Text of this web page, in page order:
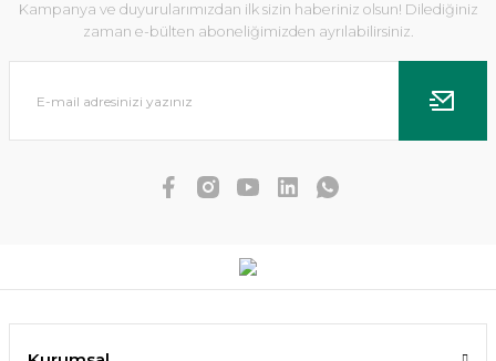
Kampanya ve duyurularımızdan ilk sizin haberiniz olsun! Dilediğiniz
zaman e-bülten aboneliğimizden ayrılabilirsiniz.